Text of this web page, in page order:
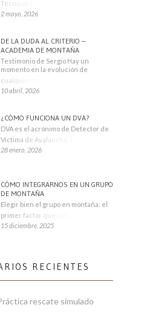
Técnicos Deportivos
2 mayo, 2026
DE LA DUDA AL CRITERIO –
ACADEMIA DE MONTAÑA
Testimonio de Sergio Hay un
momento en la evolución de
cualquier montañero
10 abril, 2026
¿CÓMO FUNCIONA UN DVA?
DVA es el acrónimo de Detector de
Víctima de Avalancha. También se
28 enero, 2026
CÓMO INTEGRARNOS EN UN GRUPO
DE MONTAÑA
Elegir bien el grupo en montaña: el
primer factor que condiciona tu
15 diciembre, 2025
RECIENTES
rescate simulado